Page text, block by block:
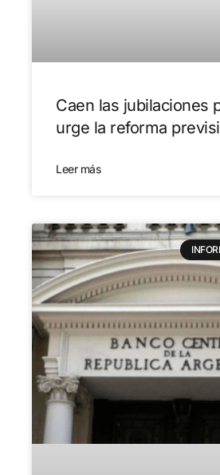
Caen las jubilaciones
urge la reforma
Leer más